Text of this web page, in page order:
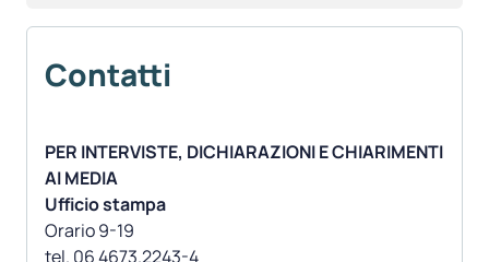
Contatti
PER INTERVISTE, DICHIARAZIONI E CHIARIMENTI
AI MEDIA
Ufficio stampa
Orario 9-19